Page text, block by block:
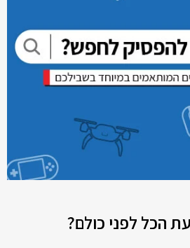
הכל לפני כולם?